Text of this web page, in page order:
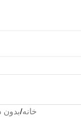
خانه/بدون